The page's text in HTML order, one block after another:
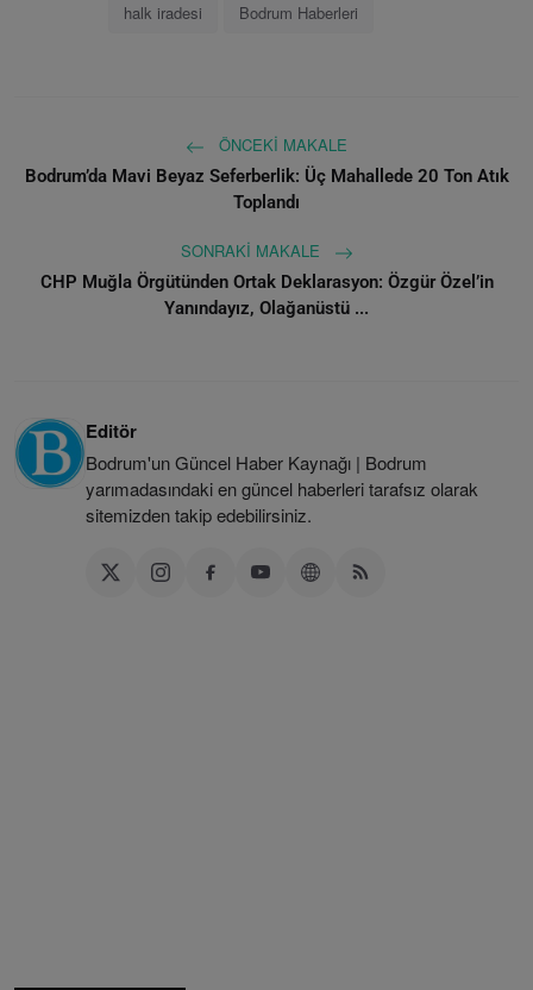
halk iradesi Bodrum Haberleri
ÖNCEKI MAKALE
Bodrum’da Mavi Beyaz Seferberlik: Üç Mahallede 20 Ton Atık
Toplandı
SONRAKI MAKALE
CHP Muğla Örgütünden Ortak Deklarasyon: Özgür Özel’in
Yanındayız, Olağanüstü ...
Editör
Bodrum'un Güncel Haber Kaynağı | Bodrum
yarımadasındaki en güncel haberleri tarafsız olarak
sitemizden takip edebilirsiniz.